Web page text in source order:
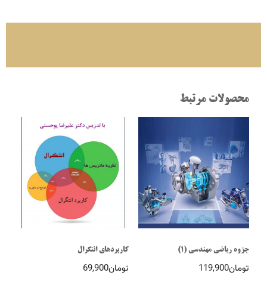
محصولات مرتبط
جزوه ریاضی مهندسی (1)
تومان119,900
کاربردهای انتگرال
تومان69,900